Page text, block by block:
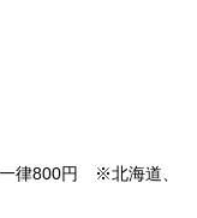
律800円 ※北海道、